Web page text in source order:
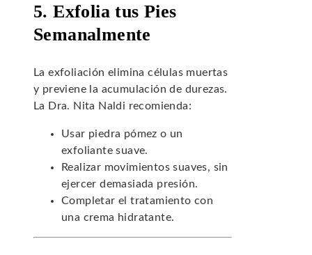
5. Exfolia tus Pies
Semanalmente
La exfoliación elimina células muertas
y previene la acumulación de durezas.
La Dra. Nita Naldi recomienda:
Usar piedra pómez o un
exfoliante suave.
Realizar movimientos suaves, sin
ejercer demasiada presión.
Completar el tratamiento con
una crema hidratante.